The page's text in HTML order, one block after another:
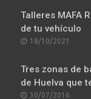
Talleres MAFA
de tu vehículo
POSTED
18/10/2021
Tres zonas de
de Huelva que
POSTED
30/07/2016